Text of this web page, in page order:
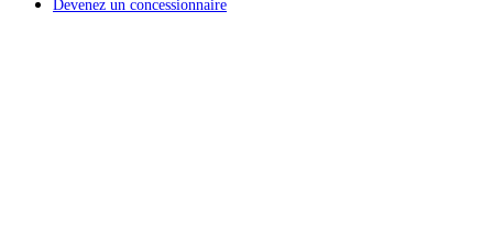
Devenez un concessionnaire